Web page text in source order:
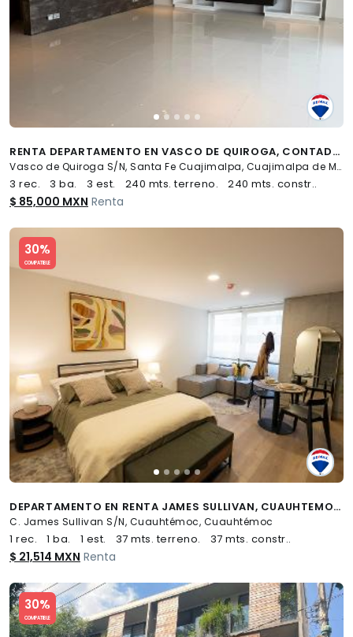
RENTA DEPARTAMENTO EN VASCO DE QUIROGA, CONTADERO, CUAJIMALPA DE MORELOS, CDMX - (34)
Vasco de Quiroga S/N, Santa Fe Cuajimalpa, Cuajimalpa de Morelos
3 rec. 3 ba. 3 est. 240 mts. terreno. 240 mts. constr..
$ 85,000 MXN Renta
30%
COMPATIBLE
Slide 1 of 5
DEPARTAMENTO EN RENTA JAMES SULLIVAN, CUAUHTEMOC - (34)
C. James Sullivan S/N, Cuauhtémoc, Cuauhtémoc
1 rec. 1 ba. 1 est. 37 mts. terreno. 37 mts. constr..
$ 21,514 MXN Renta
30%
COMPATIBLE
Slide 1 of 5